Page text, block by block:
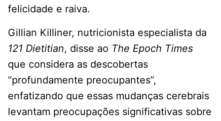
felicidade e raiva.
Gillian Killiner, nutricionista especialista da
121 Dietitian, disse ao The Epoch Times
que considera as descobertas
“profundamente preocupantes”,
enfatizando que essas mudanças cerebrais
levantam preocupações significativas sobre